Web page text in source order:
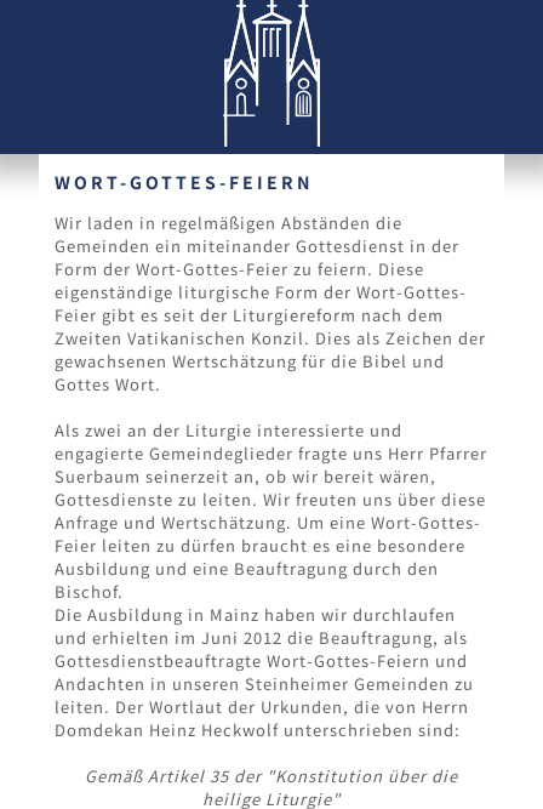
WORT-GOTTES-FEIERN
Wir laden in regelmäßigen Abständen die
Gemeinden ein miteinander Gottesdienst in der
Form der Wort-Gottes-Feier zu feiern. Diese
eigenständige liturgische Form der Wort-Gottes-
Feier gibt es seit der Liturgiereform nach dem
Zweiten Vatikanischen Konzil. Dies als Zeichen der
gewachsenen Wertschätzung für die Bibel und
Gottes Wort.
Als zwei an der Liturgie interessierte und
engagierte Gemeindeglieder fragte uns Herr Pfarrer
Suerbaum seinerzeit an, ob wir bereit wären,
Gottesdienste zu leiten. Wir freuten uns über diese
Anfrage und Wertschätzung. Um eine Wort-Gottes-
Feier leiten zu dürfen braucht es eine besondere
Ausbildung und eine Beauftragung durch den
Bischof.
Die Ausbildung in Mainz haben wir durchlaufen
und erhielten im Juni 2012 die Beauftragung, als
Gottesdienstbeauftragte Wort-Gottes-Feiern und
Andachten in unseren Steinheimer Gemeinden zu
leiten. Der Wortlaut der Urkunden, die von Herrn
Domdekan Heinz Heckwolf unterschrieben sind:
Gemäß Artikel 35 der "Konstitution über die
heilige Liturgie"